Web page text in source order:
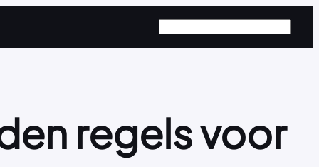
regels voor